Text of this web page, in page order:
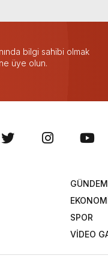
bilgi sahibi olmak
üye olun.
GÜNDEM
SPOR
VİDEO